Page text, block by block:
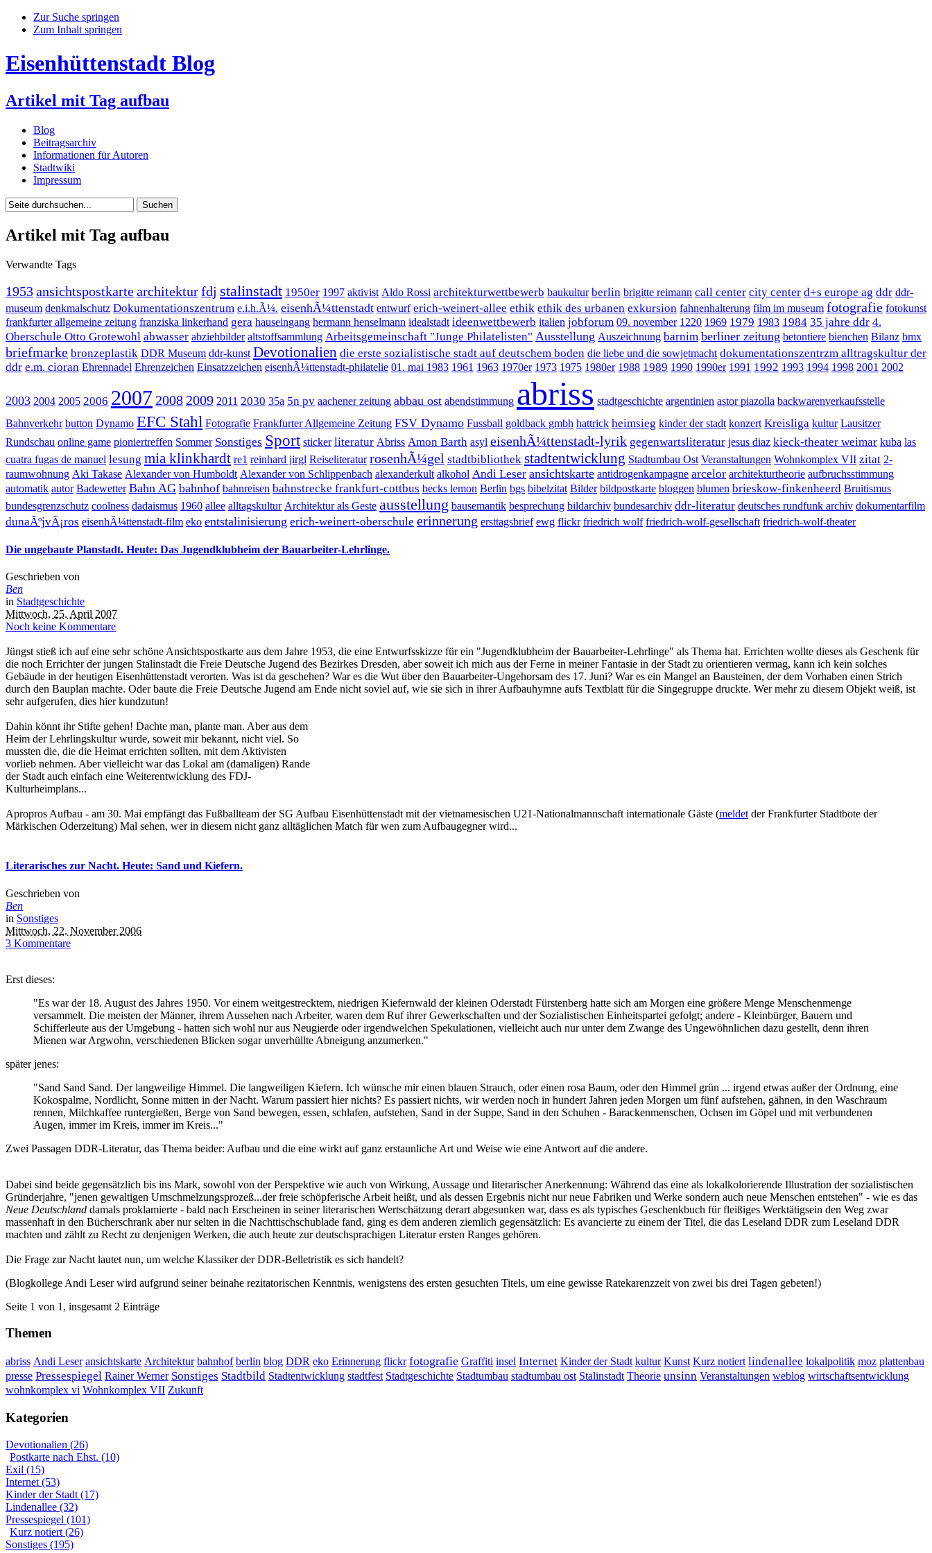
Zur Suche springen
Zum Inhalt springen
Eisenhüttenstadt Blog
Artikel mit Tag aufbau
Blog
Beitragsarchiv
Informationen für Autoren
Stadtwiki
Impressum
Artikel mit Tag aufbau
Verwandte Tags
1953ansichtspostkartearchitekturfdj stalinstadt 1950er 1997 aktivist Aldo Rossi architekturwettbewerb baukultur berlin brigitte reimann call center city center d+s europe ag ddr ddr-
museum denkmalschutz Dokumentationszentrum e.i.h.Ã¼. eisenhÃ¼ttenstadt entwurf erich-weinert-allee ethik ethik des urbanen exkursion fahnenhalterung film im museum fotografie fotokunst
frankfurter allgemeine zeitung franziska linkerhand gera hauseingang hermann henselmann idealstadt ideenwettbewerb italien jobforum 09. november 1220 1969 1979 1983 1984 35 jahre ddr 4.
Oberschule Otto Grotewohl abwasser abziehbilder altstoffsammlung Arbeitsgemeinschaft "Junge Philatelisten" Ausstellung Auszeichnung barnim berliner zeitung betontiere bienchen Bilanz bmx
briefmarke bronzeplastik DDR Museum ddr-kunst Devotionalien die erste sozialistische stadt auf deutschem boden die liebe und die sowjetmacht dokumentationszentrzm alltragskultur der
ddr e.m. cioran Ehrennadel Ehrenzeichen Einsatzzeichen eisenhÃ¼ttenstadt-philatelie 01. mai 1983 1961 1963 1970er 1973 1975 1980er 1988 1989 1990 1990er 1991 1992 1993 1994 1998 2001 2002
2003 2004 2005 2006 2007 2008 2009 2011 2030 35a 5n pv aachener zeitung abbau ost abendstimmung abriss stadtgeschichte argentinien astor piazolla backwarenverkaufsstelle
Bahnverkehr button Dynamo EFC Stahl Fotografie Frankfurter Allgemeine Zeitung FSV Dynamo Fussball goldback gmbh hattrick heimsieg kinder der stadt konzert Kreisliga kultur Lausitzer
Rundschau online game pioniertreffen Sommer Sonstiges Sport sticker literatur Abriss Amon Barth asyl eisenhÃ¼ttenstadt-lyrik gegenwartsliteratur jesus diaz kieck-theater weimar kuba las
cuatra fugas de manuel lesung mia klinkhardt re1 reinhard jirgl Reiseliteratur rosenhÃ¼gel stadtbibliothek stadtentwicklung Stadtumbau Ost Veranstaltungen Wohnkomplex VII zitat 2-
raumwohnung Aki Takase Alexander von Humboldt Alexander von Schlippenbach alexanderkult alkohol Andi Leser ansichtskarte antidrogenkampagne arcelor architekturtheorie aufbruchsstimmung
automatik autor Badewetter Bahn AG bahnhof bahnreisen bahnstrecke frankfurt-cottbus becks lemon Berlin bgs bibelzitat Bilder bildpostkarte bloggen blumen brieskow-finkenheerd Bruitismus
bundesgrenzschutz coolness dadaismus 1960 allee alltagskultur Architektur als Geste ausstellung bausemantik besprechung bildarchiv bundesarchiv ddr-literatur deutsches rundfunk archiv dokumentarfilm
dunaÃºjvÃ¡ros eisenhÃ¼ttenstadt-film eko entstalinisierung erich-weinert-oberschule erinnerung ersttagsbrief ewg flickr friedrich wolf friedrich-wolf-gesellschaft friedrich-wolf-theater
Die ungebaute Planstadt. Heute: Das Jugendklubheim der Bauarbeiter-Lehrlinge.
Geschrieben von
Ben
in Stadtgeschichte
Mittwoch, 25. April 2007
Noch keine Kommentare
Jüngst stieß ich auf eine sehr schöne Ansichtspostkarte aus dem Jahre 1953, die eine Entwurfsskizze für ein "Jugendklubheim der Bauarbeiter-Lehrlinge" als Thema hat. Errichten wollte dieses als Geschenk für
die noch Errichter der jungen Stalinstadt die Freie Deutsche Jugend des Bezirkes Dresden, aber soweit ich mich aus der Ferne in meiner Fantasie in der Stadt zu orientieren vermag, kann ich kein solches
Gebäude in der heutigen Eisenhüttenstadt verorten. Was ist da geschehen? War es die Wut über den Bauarbeiter-Ungehorsam des 17. Juni? War es ein Mangel an Bausteinen, der dem Vorhaben einen Strich
durch den Bauplan machte. Oder baute die Freie Deutsche Jugend am Ende nicht soviel auf, wie sie sich in ihrer Aufbauhymne aufs Textblatt für die Singegruppe druckte. Wer mehr zu diesem Objekt weiß, ist
sehr aufgerufen, dies hier kundzutun!
Dahin könnt ihr Stifte gehen! Dachte man, plante man. Aber aus dem
Heim der Lehrlingskultur wurde, soweit mir bekannt, nicht viel. So
mussten die, die die Heimat errichten sollten, mit dem Aktivisten
vorlieb nehmen. Aber vielleicht war das Lokal am (damaligen) Rande
der Stadt auch einfach eine Weiterentwicklung des FDJ-
Kulturheimplans...
Apropros Aufbau - am 30. Mai empfängt das Fußballteam der SG Aufbau Eisenhüttenstadt mit der vietnamesischen U21-Nationalmannschaft internationale Gäste (meldet der Frankfurter Stadtbote der
Märkischen Oderzeitung) Mal sehen, wer in diesem nicht ganz alltäglichen Match für wen zum Aufbaugegner wird...
Literarisches zur Nacht. Heute: Sand und Kiefern.
Geschrieben von
Ben
in Sonstiges
Mittwoch, 22. November 2006
3 Kommentare
Erst dieses:
"Es war der 18. August des Jahres 1950. Vor einem weitgestrecktem, niedrigen Kiefernwald der kleinen Oderstadt Fürstenberg hatte sich am Morgen eine größere Menge Menschenmenge
versammelt. Die meisten der Männer, ihrem Aussehen nach Arbeiter, waren dem Ruf ihrer Gewerkschaften und der Sozialistischen Einheitspartei gefolgt; andere - Kleinbürger, Bauern und
Schifferleute aus der Umgebung - hatten sich wohl nur aus Neugierde oder irgendwelchen Spekulationen, vielleicht auch nur unter dem Zwange des Ungewöhnlichen dazu gestellt, denn ihren
Mienen war Argwohn, verschiedenen Blicken sogar unverhüllte Abneigung anzumerken."
später jenes:
"Sand Sand Sand. Der langweilige Himmel. Die langweiligen Kiefern. Ich wünsche mir einen blauen Strauch, oder einen rosa Baum, oder den Himmel grün ... irgend etwas außer der Ordnung, eine
Kokospalme, Nordlicht, Sonne mitten in der Nacht. Warum passiert hier nichts? Es passiert nichts, wir werden noch in hundert Jahren jeden Morgen um fünf aufstehen, gähnen, in den Waschraum
rennen, Milchkaffee runtergießen, Berge von Sand bewegen, essen, schlafen, aufstehen, Sand in der Suppe, Sand in den Schuhen - Barackenmenschen, Ochsen im Göpel und mit verbundenen
Augen, immer im Kreis, immer im Kreis..."
Zwei Passagen DDR-Literatur, das Thema beider: Aufbau und die eine wirkt auf ganz erstaunliche Art und Weise wie eine Antwort auf die andere.
Dabei sind beide gegensätzlich bis ins Mark, sowohl von der Perspektive wie auch von Wirkung, Aussage und literarischer Anerkennung: Während das eine als lokalkolorierende Illustration der sozialistischen
Gründerjahre, "jenen gewaltigen Umschmelzungsprozeß...der freie schöpferische Arbeit heißt, und als dessen Ergebnis nicht nur neue Fabriken und Werke sondern auch neue Menschen entstehen" - wie es das
Neue Deutschland damals proklamierte - bald nach Erscheinen in seiner literarischen Wertschätzung derart abgesunken war, dass es als typisches Geschenkbuch für fleißiges Werktätigsein den Weg zwar
massenhaft in den Bücherschrank aber nur selten in die Nachttischschublade fand, ging es dem anderen ziemlich gegensätzlich: Es avancierte zu einem der Titel, die das Leseland DDR zum Leseland DDR
machten und zählt zu Recht zu denjenigen Werken, die auch heute zur deutschsprachigen Literatur ersten Ranges gehören.
Die Frage zur Nacht lautet nun, um welche Klassiker der DDR-Belletristik es sich handelt?
(Blogkollege Andi Leser wird aufgrund seiner beinahe rezitatorischen Kenntnis, wenigstens des ersten gesuchten Titels, um eine gewisse Ratekarenzzeit von zwei bis drei Tagen gebeten!)
Seite 1 von 1, insgesamt 2 Einträge
Themen
abriss Andi Leser ansichtskarte Architektur bahnhof berlin blog DDR eko Erinnerung flickr fotografie Graffiti insel Internet Kinder der Stadt kultur Kunst Kurz notiert lindenallee lokalpolitik moz plattenbau
presse Pressespiegel Rainer Werner Sonstiges Stadtbild Stadtentwicklung stadtfest Stadtgeschichte Stadtumbau stadtumbau ost Stalinstadt Theorie unsinn Veranstaltungen weblog wirtschaftsentwicklung
wohnkomplex vi Wohnkomplex VII Zukunft
Kategorien
Devotionalien (26)
Postkarte nach Ehst. (10)
Exil (15)
Internet (53)
Kinder der Stadt (17)
Lindenallee (32)
Pressespiegel (101)
Kurz notiert (26)
Sonstiges (195)